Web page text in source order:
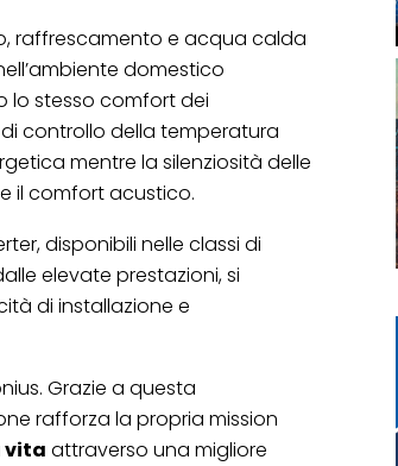
raffrescamento e acqua calda
domestico
lo stesso comfort dei
controllo della temperatura
mentre la silenziosità delle
il comfort acustico.
disponibili nelle classi di
elevate prestazioni, si
di installazione e
Grazie a questa
rafforza la propria mission
vita attraverso una migliore